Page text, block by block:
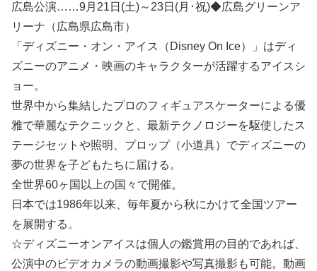
広島公演……9月21日(土)～23日(月･祝)◆広島グリーンア
リーナ（広島県広島市）
「ディズニー・オン・アイス（Disney On Ice）」はディ
ズニーのアニメ・映画のキャラクターが活躍するアイスシ
ョー。
世界中から集結したプロのフィギュアスケーターによる優
雅で華麗なテクニックと、最新テクノロジーを駆使したス
テージセットや照明、プロップ（小道具）でディズニーの
夢の世界を子どもたちに届ける。
全世界60ヶ国以上の国々で開催。
日本では1986年以来、毎年夏から秋にかけて全国ツアー
を展開する。
☆ディズニーオンアイスは個人の鑑賞用の目的であれば、
公演中のビデオカメラの動画撮影や写真撮影も可能。動画